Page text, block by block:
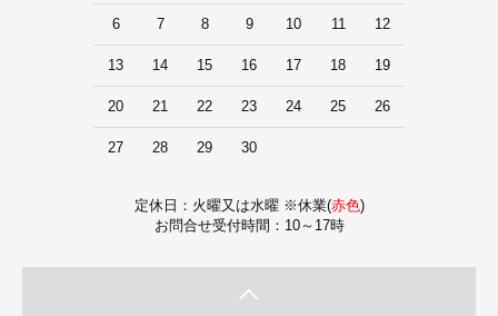
6 7 8 9 10 11 12
13 14 15 16 17 18 19
20 21 22 23 24 25 26
27 28 29 30
定休日：火曜又は水曜 ※休業(赤色)
お問合せ受付時間：10～17時